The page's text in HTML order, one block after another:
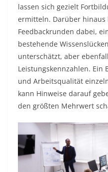
lassen sich gezielt
ermitteln. Darüber
Feedbackrunden dabei,
bestehende
unterschätzt, aber
Leistungskennzahlen. Ein
und Arbeitsqualität
kann Hinweise darauf
den größten Mehrwert